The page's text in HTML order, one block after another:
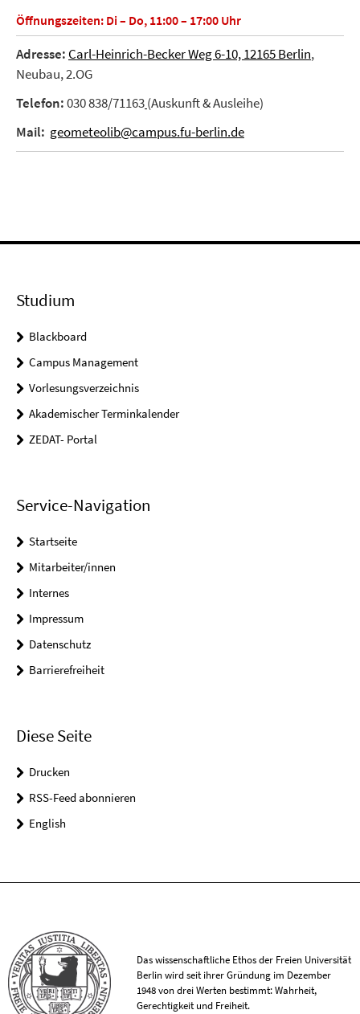
Öffnungszeiten: Di – Do, 11:00 – 17:00 Uhr
Adresse: Carl-Heinrich-Becker Weg 6-10, 12165 Berlin,
Neubau, 2.OG
Telefon:030 838/71163(Auskunft & Ausleihe)
Mail: geometeolib@campus.fu-berlin.de
Studium
Blackboard
Campus Management
Vorlesungsverzeichnis
Akademischer Terminkalender
ZEDAT- Portal
Service-Navigation
Startseite
Mitarbeiter/innen
Internes
Impressum
Datenschutz
Barrierefreiheit
Diese Seite
Drucken
RSS-Feed abonnieren
English
Das wissenschaftliche Ethos der Freien Universität
Berlin wird seit ihrer Gründung im Dezember
1948 von drei Werten bestimmt: Wahrheit,
Gerechtigkeit und Freiheit.